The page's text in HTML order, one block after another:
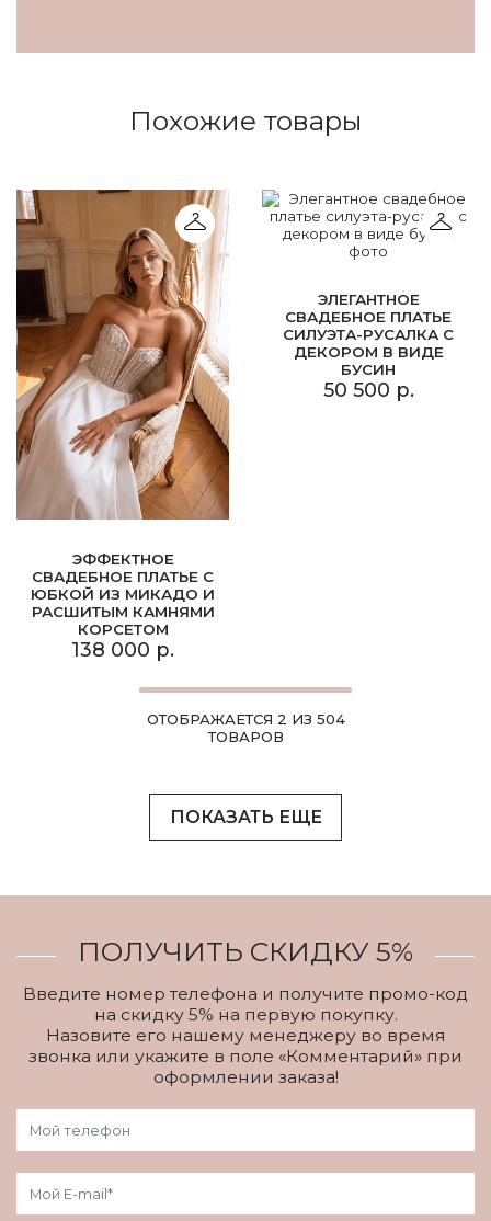
Похожие товары
ЭФФЕКТНОЕ
СВАДЕБНОЕ ПЛАТЬЕ С
ЮБКОЙ ИЗ МИКАДО И
РАСШИТЫМ КАМНЯМИ
КОРСЕТОМ
138 000 р.
ЭЛЕГАНТНОЕ
СВАДЕБНОЕ ПЛАТЬЕ
СИЛУЭТА-РУСАЛКА С
ДЕКОРОМ В ВИДЕ
БУСИН
50 500 р.
ОТОБРАЖАЕТСЯ 2 ИЗ 504
ТОВАРОВ
ПОКАЗАТЬ ЕЩЕ
ПОЛУЧИТЬ СКИДКУ 5%
Введите номер телефона и получите промо-код
на скидку 5% на первую покупку.
Назовите его нашему менеджеру во время
звонка или укажите в поле «Комментарий» при
оформлении заказа!